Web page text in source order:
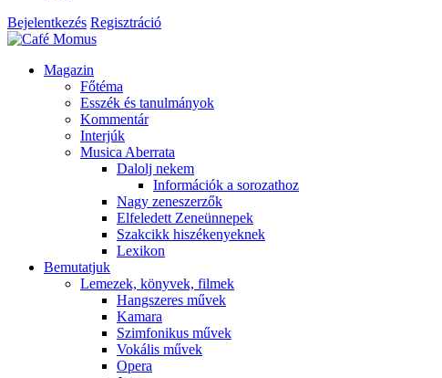
Bejelentkezés Regisztráció
Magazin
Főtéma
Esszék és tanulmányok
Kommentár
Interjúk
Musica Aberrata
Dalolj nekem
Információk a sorozathoz
Nagy zeneszerzők
Elfeledett Zeneünnepek
Szakcikk hiszékenyeknek
Lexikon
Bemutatjuk
Lemezek, könyvek, filmek
Hangszeres művek
Kamara
Szimfonikus művek
Vokális művek
Opera